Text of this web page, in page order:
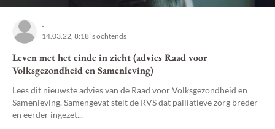
-
14.03.22, 8:18 's ochtends
Leven met het einde in zicht (advies Raad voor
Volksgezondheid en Samenleving)
Lees dit nieuwste advies van de Raad voor Volksgezondheid en
Samenleving. Samengevat stelt de RVS dat palliatieve zorg breder
en eerder ingezet...